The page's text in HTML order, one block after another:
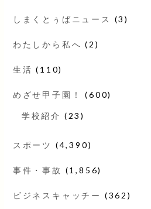
しまくとぅばニュース (3)
わたしから私へ (2)
生活 (110)
めざせ甲子園！ (600)
学校紹介 (23)
スポーツ (4,390)
事件・事故 (1,856)
ビジネスキャッチー (362)